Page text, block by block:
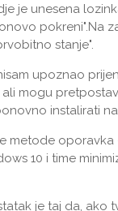
je unesena
pokreni".Na
stanje".
upoznao
ali mogu
instalirati
metode oporavka
10 i time
je taj da, ako